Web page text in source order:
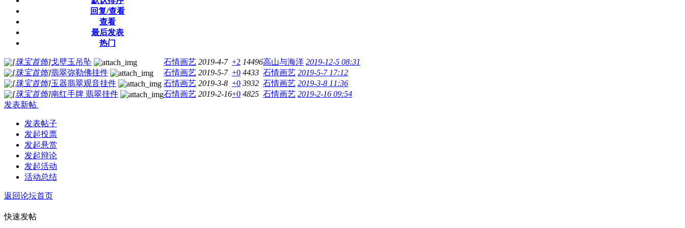
回复/查看
查看
最后发表
热门
[珠宝首饰]戈壁玉吊坠 石情画艺 2019-4-7 +2 14496高山与海洋 2019-12-5 08:31
[珠宝首饰]翡翠弥勒佛挂件 石情画艺 2019-5-7 +0 4433 石情画艺 2019-5-7 17:12
[珠宝首饰]玉器翡翠观音挂件 石情画艺 2019-3-8 +0 3932 石情画艺 2019-3-8 11:36
[珠宝首饰]南红手牌 翡翠挂件 石情画艺 2019-2-16+0 4825 石情画艺 2019-2-16 09:54
发表新帖
发表帖子
发起投票
发起悬赏
发起辩论
发起活动
活动总结
返回论坛首页
快速发帖